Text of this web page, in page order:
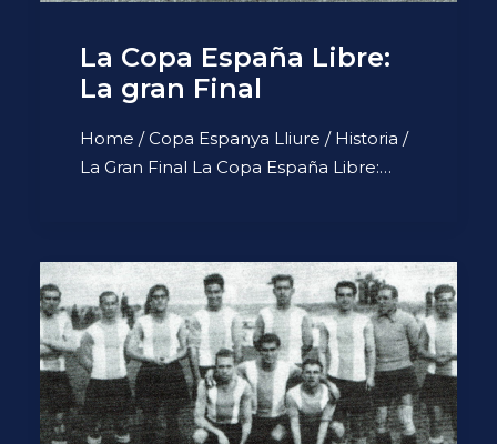
La Copa España Libre:
La gran Final
Home / Copa Espanya Lliure / Historia /
La Gran Final La Copa España Libre:…